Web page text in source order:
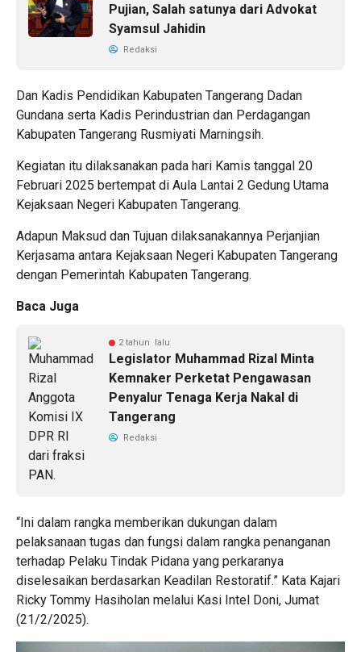
Pujian, Salah satunya dari Advokat
Syamsul Jahidin
Redaksi
Dan Kadis Pendidikan Kabupaten Tangerang Dadan
Gundana serta Kadis Perindustrian dan Perdagangan
Kabupaten Tangerang Rusmiyati Marningsih.
Kegiatan itu dilaksanakan pada hari Kamis tanggal 20
Februari 2025 bertempat di Aula Lantai 2 Gedung Utama
Kejaksaan Negeri Kabupaten Tangerang.
Adapun Maksud dan Tujuan dilaksanakannya Perjanjian
Kerjasama antara Kejaksaan Negeri Kabupaten Tangerang
dengan Pemerintah Kabupaten Tangerang.
Baca Juga
2 tahun lalu
Legislator Muhammad Rizal Minta
Kemnaker Perketat Pengawasan
Penyalur Tenaga Kerja Nakal di
Tangerang
Redaksi
“Ini dalam rangka memberikan dukungan dalam
pelaksanaan tugas dan fungsi dalam rangka penanganan
terhadap Pelaku Tindak Pidana yang perkaranya
diselesaikan berdasarkan Keadilan Restoratif.” Kata Kajari
Ricky Tommy Hasiholan melalui Kasi Intel Doni, Jumat
(21/2/2025).